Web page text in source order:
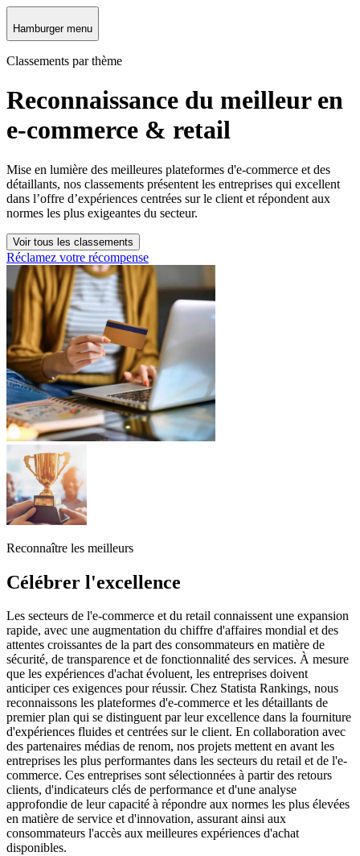
Hamburger menu
Classements par thème
Reconnaissance du meilleur en
e-commerce & retail
Mise en lumière des meilleures plateformes d'e-commerce et des
détaillants, nos classements présentent les entreprises qui excellent
dans l’offre d’expériences centrées sur le client et répondent aux
normes les plus exigeantes du secteur.
Voir tous les classements
Réclamez votre récompense
Reconnaître les meilleurs
Célébrer l'excellence
Les secteurs de l'e-commerce et du retail connaissent une expansion
rapide, avec une augmentation du chiffre d'affaires mondial et des
attentes croissantes de la part des consommateurs en matière de
sécurité, de transparence et de fonctionnalité des services. À mesure
que les expériences d'achat évoluent, les entreprises doivent
anticiper ces exigences pour réussir. Chez Statista Rankings, nous
reconnaissons les plateformes d'e-commerce et les détaillants de
premier plan qui se distinguent par leur excellence dans la fourniture
d'expériences fluides et centrées sur le client. En collaboration avec
des partenaires médias de renom, nos projets mettent en avant les
entreprises les plus performantes dans les secteurs du retail et de l'e-
commerce. Ces entreprises sont sélectionnées à partir des retours
clients, d'indicateurs clés de performance et d'une analyse
approfondie de leur capacité à répondre aux normes les plus élevées
en matière de service et d'innovation, assurant ainsi aux
consommateurs l'accès aux meilleures expériences d'achat
disponibles.